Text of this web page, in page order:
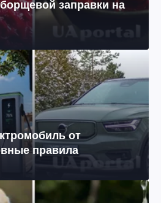
заправки на
от
правила